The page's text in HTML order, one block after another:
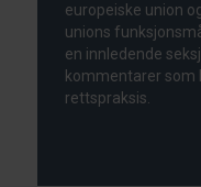
europeiske union
unions
en innledende
kommentarer som
rettspraksis.